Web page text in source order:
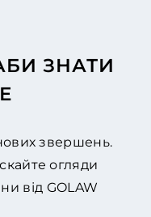
ЗНАТИ
звершень.
огляди
від GOLAW